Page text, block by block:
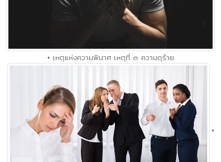
• เหตุแห่งความพินาศ เหตุที่ ๓ ความดุร้าย
•